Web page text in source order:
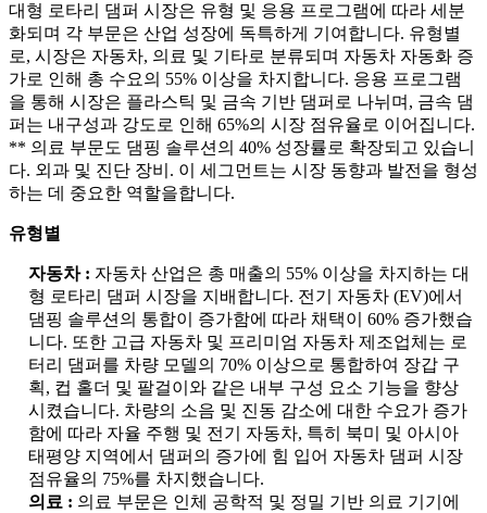
대형 로타리 댐퍼 시장은 유형 및 응용 프로그램에 따라 세분
화되며 각 부문은 산업 성장에 독특하게 기여합니다. 유형별
로, 시장은 자동차, 의료 및 기타로 분류되며 자동차 자동화 증
가로 인해 총 수요의 55% 이상을 차지합니다. 응용 프로그램
을 통해 시장은 플라스틱 및 금속 기반 댐퍼로 나뉘며, 금속 댐
퍼는 내구성과 강도로 인해 65%의 시장 점유율로 이어집니다.
** 의료 부문도 댐핑 솔루션의 40% 성장률로 확장되고 있습니
다. 외과 및 진단 장비. 이 세그먼트는 시장 동향과 발전을 형성
하는 데 중요한 역할을합니다.
유형별
자동차 : 자동차 산업은 총 매출의 55% 이상을 차지하는 대
형 로타리 댐퍼 시장을 지배합니다. 전기 자동차 (EV)에서
댐핑 솔루션의 통합이 증가함에 따라 채택이 60% 증가했습
니다. 또한 고급 자동차 및 프리미엄 자동차 제조업체는 로
터리 댐퍼를 차량 모델의 ​​70% 이상으로 통합하여 장갑 구
획, 컵 홀더 및 팔걸이와 같은 내부 구성 요소 기능을 향상
시켰습니다. 차량의 소음 및 진동 감소에 대한 수요가 증가
함에 따라 자율 주행 및 전기 자동차, 특히 북미 및 아시아
태평양 지역에서 댐퍼의 증가에 힘 입어 자동차 댐퍼 시장
점유율의 75%를 차지했습니다.
의료 : 의료 부문은 인체 공학적 및 정밀 기반 의료 기기에